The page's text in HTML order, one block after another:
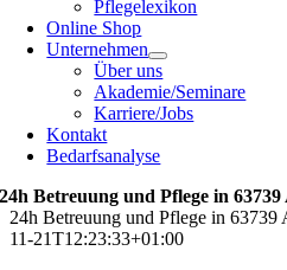
Pflegelexikon
Online Shop
Unternehmen
Über uns
Akademie/Seminare
Karriere/Jobs
Kontakt
Bedarfsanalyse
24h Betreuung und Pflege in
24h Betreuung und Pflege in 63739
11-21T12:23:33+01:00